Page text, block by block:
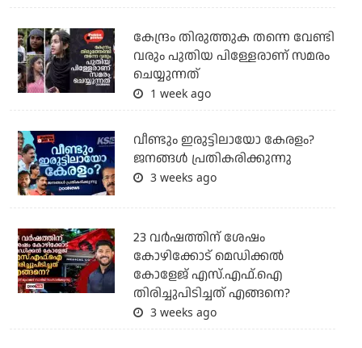
കേന്ദ്രം തിരുത്തുക തന്നെ വേണ്ടി
വരും പുതിയ പിള്ളേരാണ് സമരം
ചെയ്യുന്നത്
1 week ago
വീണ്ടും ഇരുട്ടിലായോ കേരളം?
ജനങ്ങൾ പ്രതികരിക്കുന്നു
3 weeks ago
23 വർഷത്തിന് ശേഷം
കോഴിക്കോട് മെഡിക്കൽ
കോളേജ് എസ്.എഫ്.ഐ
തിരിച്ചുപിടിച്ചത് എങ്ങനെ?
3 weeks ago